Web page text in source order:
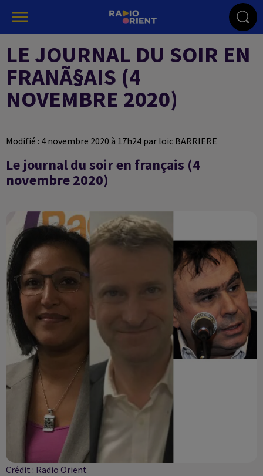
LE JOURNAL DU SOIR EN
FRANÃ§AIS (4
NOVEMBRE 2020)
Modifié : 4 novembre 2020 à 17h24 par loic BARRIERE
Le journal du soir en français (4
novembre 2020)
Crédit : Radio Orient